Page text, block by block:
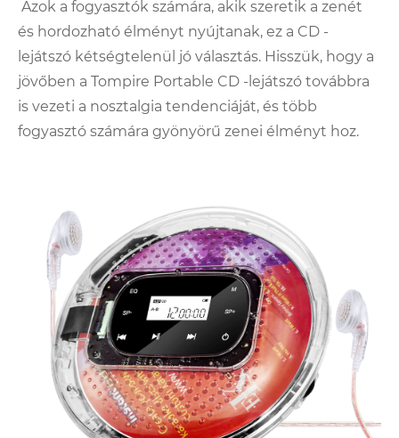
Azok a fogyasztók számára, akik szeretik a zenét
és hordozható élményt nyújtanak, ez a CD -
lejátszó kétségtelenül jó választás. Hisszük, hogy a
jövőben a Tompire Portable CD -lejátszó továbbra
is vezeti a nosztalgia tendenciáját, és több
fogyasztó számára gyönyörű zenei élményt hoz.